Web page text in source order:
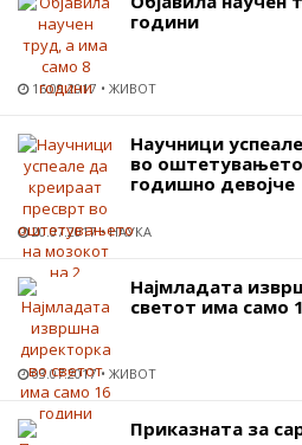
години
16.09.2017 ЖИВОТ
Научници
во
годишно девојче
20.07.2017 НАУКА
Најмладата
светот има само
03.07.2017 ЖИВОТ
Приказната за